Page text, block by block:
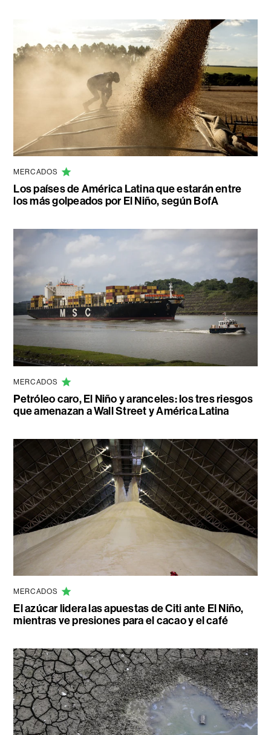
MERCADOS
Los países de América Latina que estarán entre
los más golpeados por El Niño, según BofA
MERCADOS
Petróleo caro, El Niño y aranceles: los tres riesgos
que amenazan a Wall Street y América Latina
MERCADOS
El azúcar lidera las apuestas de Citi ante El Niño,
mientras ve presiones para el cacao y el café